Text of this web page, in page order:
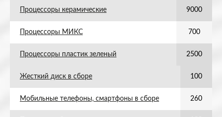
Процессоры керамические 9000
Процессоры МИКС 700
Процессоры пластик зеленый 2500
Жесткий диск в сборе 100
Мобильные телефоны, смартфоны в сборе 260